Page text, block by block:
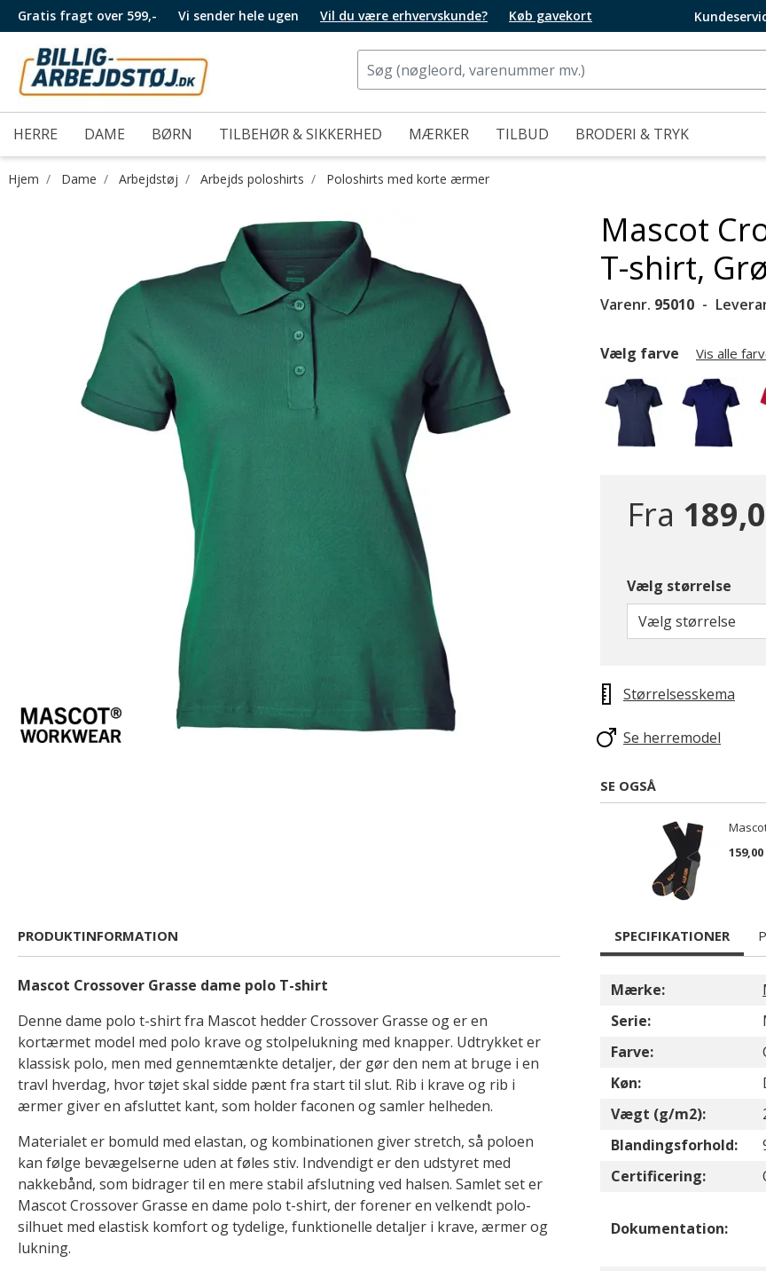
Gratis fragt over 599,- Vi sender hele ugen Vil du være erhvervskunde? Køb gavekort
HERRE DAME BØRN TILBEHØR & SIKKERHED MÆRKER TILBUD BRODERI & TRYK
Hjem Dame Arbejdstøj Arbejds poloshirts Poloshirts med korte ærmer
Mascot
T-shirt,
Varenr. 95010
Vælg farve Vis alle
Fra
Vælg størrelse
Vælg størrelse
Størrelsesskema
Se herremodel
SE OGSÅ
PRODUKTINFORMATION
Mascot Crossover Grasse dame polo T-shirt
Denne dame polo t-shirt fra Mascot hedder Crossover Grasse og er en
kortærmet model med polo krave og stolpelukning med knapper. Udtrykket er
klassisk polo, men med gennemtænkte detaljer, der gør den nem at bruge i en
travl hverdag, hvor tøjet skal sidde pænt fra start til slut. Rib i krave og rib i
ærmer giver en afsluttet kant, som holder faconen og samler helheden.
Materialet er bomuld med elastan, og kombinationen giver stretch, så poloen
kan følge bevægelserne uden at føles stiv. Indvendigt er den udstyret med
nakkebånd, som bidrager til en mere stabil afslutning ved halsen. Samlet set er
Mascot Crossover Grasse en dame polo t-shirt, der forener en velkendt polo-
silhuet med elastisk komfort og tydelige, funktionelle detaljer i krave, ærmer og
lukning.
SPECIFIKATIONER
Mærke:
Serie:
Farve:
Køn:
Vægt (g/m2):
Blandingsforhold:
Certificering:
Dokumentation: